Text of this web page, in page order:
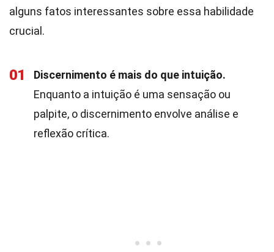
alguns fatos interessantes sobre essa habilidade
crucial.
01
Discernimento é mais do que intuição.
Enquanto a intuição é uma sensação ou
palpite, o discernimento envolve análise e
reflexão crítica.